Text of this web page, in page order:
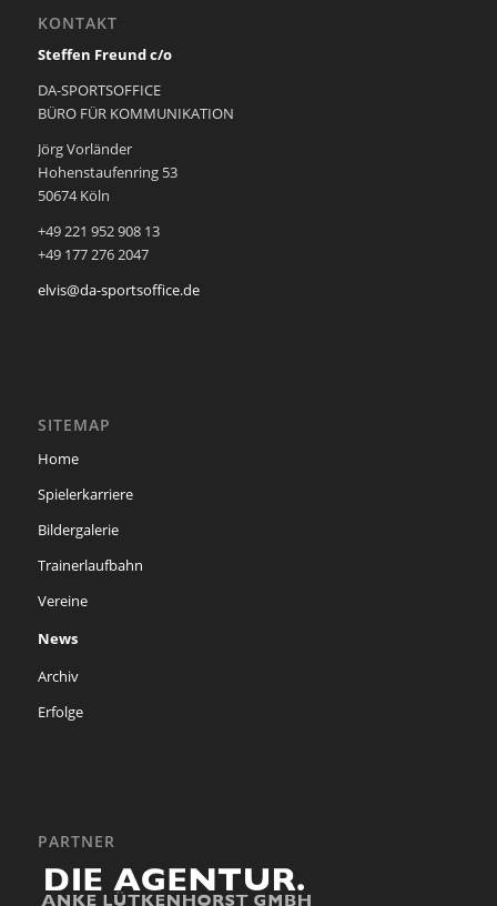
KONTAKT
Steffen Freund c/o
DA-SPORTSOFFICE
BÜRO FÜR KOMMUNIKATION
Jörg Vorländer
Hohenstaufenring 53
50674 Köln
+49 221 952 908 13
+49 177 276 2047
elvis@da-sportsoffice.de
SITEMAP
Home
Spielerkarriere
Bildergalerie
Trainerlaufbahn
Vereine
News
Archiv
Erfolge
PARTNER